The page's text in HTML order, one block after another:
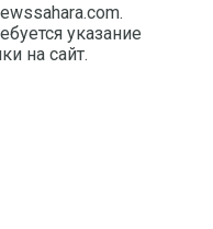
указание
на сайт.